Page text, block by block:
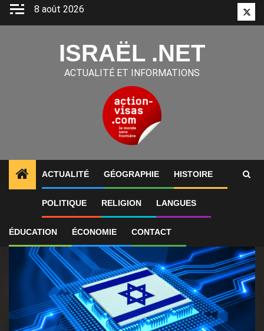
Aller
8 août 2026
ISRAËL .NET
ACTUALITÉ ET INFORMATIONS
ACTUALITÉ GÉOGRAPHIE HISTOIRE
POLITIQUE RELIGION LANGUES
ÉDUCATION ÉCONOMIE CONTACT
ALERTES INFO 1 Jeen AI emploie environ 130